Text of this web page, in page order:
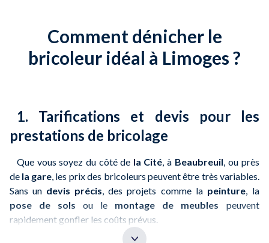
Comment dénicher le
bricoleur idéal à Limoges ?
1. Tarifications et devis pour les
prestations de bricolage
Que vous soyez du côté de la Cité, à Beaubreuil, ou près
de la gare, les prix des bricoleurs peuvent être très variables.
Sans un devis précis, des projets comme la peinture, la
pose de sols ou le montage de meubles peuvent
rapidement gonfler les coûts prévus.
, vous avez la possibilité de comparer